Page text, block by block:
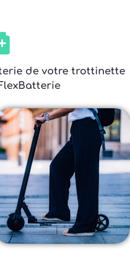
de votre trottinette